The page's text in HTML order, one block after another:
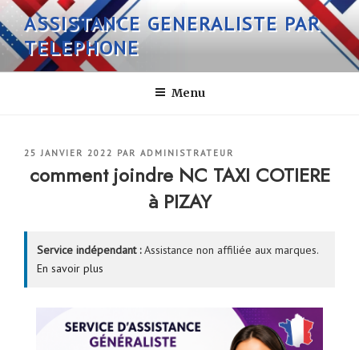
Aller
au
contenu
principal
ASSISTANCE GENERALISTE PAR
TELEPHONE
Menu
PUBLIÉ
25 JANVIER 2022 PAR ADMINISTRATEUR
comment joindre NC TAXI COTIERE
à PIZAY
Service indépendant :Assistance non affiliée aux marques.
En savoir plus